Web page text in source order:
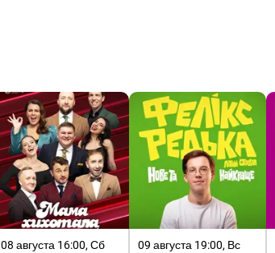
08 августа 16:00, Сб 09 августа 19:00, Вс